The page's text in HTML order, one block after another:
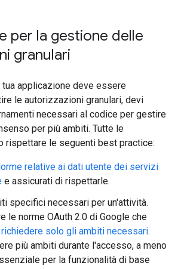
per la gestione delle
granulari
tua applicazione deve essere
le autorizzazioni granulari, devi
necessari al codice per gestire
per più ambiti. Tutte le
rispettare le seguenti best practice:
relative ai dati utente dei servizi
e assicurati di rispettarle.
specifici necessari per un'attività.
le norme OAuth 2.0 di Google che
solo gli ambiti necessari.
più ambiti durante l'accesso, a meno
per la funzionalità di base